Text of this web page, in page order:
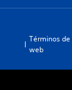
Términos
web